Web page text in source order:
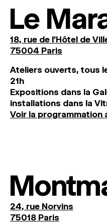
Le
18, rue de l'Hôtel de
75004 Paris
Ateliers ouverts, tous
21h
Expositions dans la
installations dans la
Voir la
24, rue Norvins
75018 Paris